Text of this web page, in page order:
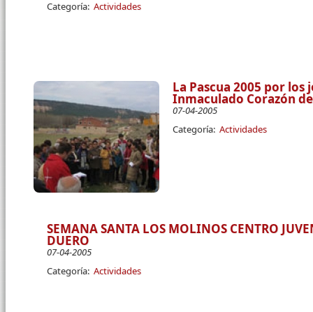
Categoría: Actividades
La Pascua 2005 por
Inmaculado Corazón
07-04-2005
Categoría: Actividades
SEMANA SANTA LOS MOLINOS CENTRO
DUERO
07-04-2005
Categoría: Actividades